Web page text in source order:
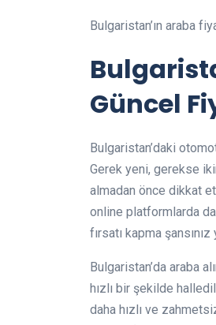
Bulgaristan’ın araba
Güncel
Bulgaristan’daki
Gerek yeni, gerekse
almadan önce dikkat
online platformlarda
fırsatı kapma şansınız
Bulgaristan’da araba
hızlı bir şekilde
daha hızlı ve